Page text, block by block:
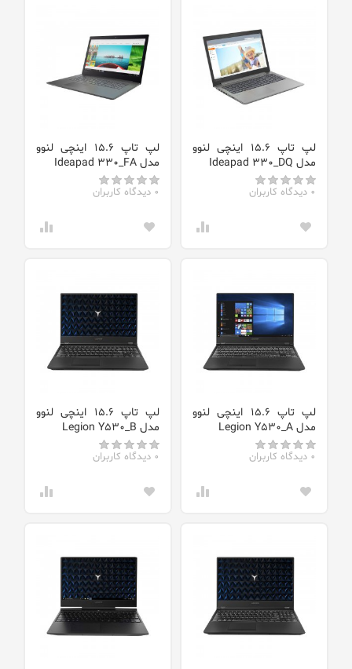
لپ تاپ 15.6 اینچی لنوو
مدل Ideapad 330_DQ
0 دیدگاه کاربران
لپ تاپ 15.6 اینچی لنوو
مدل Ideapad 330_FA
0 دیدگاه کاربران
لپ تاپ 15.6 اینچی لنوو
مدل Legion Y530_A
0 دیدگاه کاربران
لپ تاپ 15.6 اینچی لنوو
مدل Legion Y530_B
0 دیدگاه کاربران